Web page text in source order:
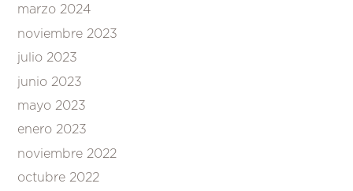
marzo 2024
noviembre 2023
julio 2023
junio 2023
mayo 2023
enero 2023
noviembre 2022
octubre 2022